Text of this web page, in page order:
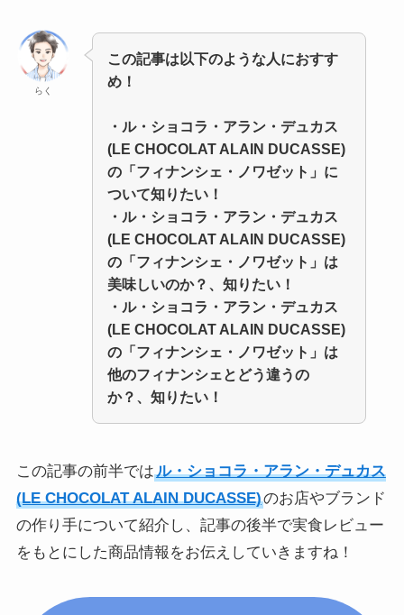
らく
この記事は以下のような人におすす
め！
・ル・ショコラ・アラン・デュカス
(LE CHOCOLAT ALAIN DUCASSE)
の「フィナンシェ・ノワゼット」に
ついて知りたい！
・ル・ショコラ・アラン・デュカス
(LE CHOCOLAT ALAIN DUCASSE)
の「フィナンシェ・ノワゼット」は
美味しいのか？、知りたい！
・ル・ショコラ・アラン・デュカス
(LE CHOCOLAT ALAIN DUCASSE)
の「フィナンシェ・ノワゼット」は
他のフィナンシェとどう違うの
か？、知りたい！
この記事の前半ではル・ショコラ・アラン・デュカス
(LE CHOCOLAT ALAIN DUCASSE)のお店やブランド
の作り手について紹介し、記事の後半で実食レビュー
をもとにした商品情報をお伝えしていきますね！